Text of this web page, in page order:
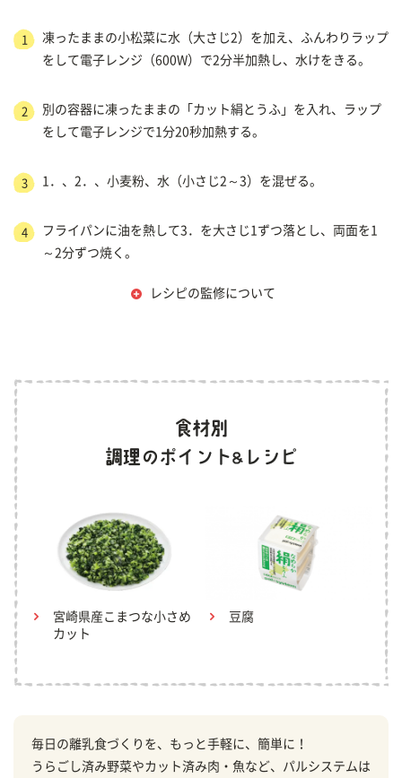
1
凍ったままの小松菜に水（大さじ2）を加え、ふんわりラップ
をして電子レンジ（600W）で2分半加熱し、水けをきる。
2
別の容器に凍ったままの「カット絹とうふ」を入れ、ラップ
をして電子レンジで1分20秒加熱する。
3 1．、2．、小麦粉、水（小さじ2～3）を混ぜる。
4
フライパンに油を熱して3．を大さじ1ずつ落とし、両面を1
～2分ずつ焼く。
レシピの監修について
宮崎県産こまつな小さめ
カット
豆腐
毎日の離乳食づくりを、もっと手軽に、簡単に！
うらごし済み野菜やカット済み肉・魚など、パルシステムは